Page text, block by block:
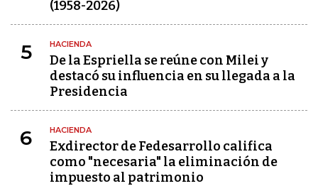
(1958-2026)
5 HACIENDA
De la Espriella se reúne con Milei y
destacó su influencia en su llegada a la
Presidencia
6 HACIENDA
Exdirector de Fedesarrollo califica
como "necesaria" la eliminación de
impuesto al patrimonio